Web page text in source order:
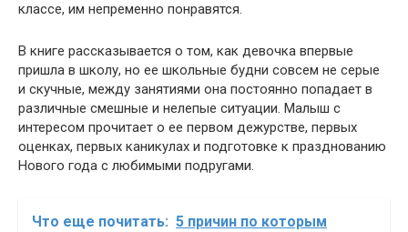
классе, им непременно понравятся.
В книге рассказывается о том, как девочка впервые
пришла в школу, но ее школьные будни совсем не серые
и скучные, между занятиями она постоянно попадает в
различные смешные и нелепые ситуации. Малыш с
интересом прочитает о ее первом дежурстве, первых
оценках, первых каникулах и подготовке к празднованию
Нового года с любимыми подругами.
Что еще почитать: 5 причин по которым